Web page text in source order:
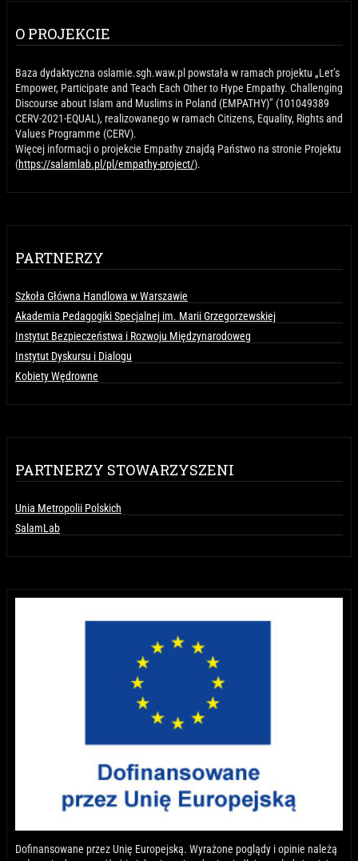
O PROJEKCIE
Baza dydaktyczna oslamie.sgh.waw.pl powstała w ramach projektu „Let’s
Empower, Participate and Teach Each Other to Hype Empathy. Challenging
Discourse about Islam and Muslims in Poland (EMPATHY)” (101049389
CERV-2021-EQUAL), realizowanego w ramach Citizens, Equality, Rights and
Values Programme (CERV).
Więcej informacji o projekcie Empathy znajdą Państwo na stronie Projektu
(https://salamlab.pl/pl/empathy-project/).
PARTNERZY
Szkoła Główna Handlowa w Warszawie
Akademia Pedagogiki Specjalnej im. Marii Grzegorzewskiej
Instytut Bezpieczeństwa i Rozwoju Międzynarodoweg
Instytut Dyskursu i Dialogu
Kobiety Wędrowne
PARTNERZY STOWARZYSZENI
Unia Metropolii Polskich
SalamLab
Dofinansowane przez Unię Europejską. Wyrażone poglądy i opinie należą